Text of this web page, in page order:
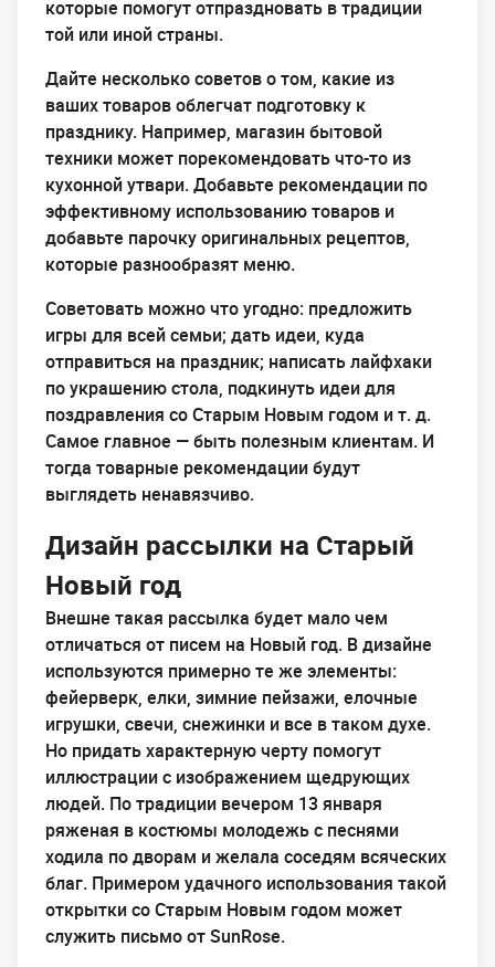
которые помогут отпраздновать в традиции
той или иной страны.
Дайте несколько советов о том, какие из
ваших товаров облегчат подготовку к
празднику. Например, магазин бытовой
техники может порекомендовать что-то из
кухонной утвари. Добавьте рекомендации по
эффективному использованию товаров и
добавьте парочку оригинальных рецептов,
которые разнообразят меню.
Советовать можно что угодно: предложить
игры для всей семьи; дать идеи, куда
отправиться на праздник; написать лайфхаки
по украшению стола, подкинуть идеи для
поздравления со Старым Новым годом и т. д.
Самое главное — быть полезным клиентам. И
тогда товарные рекомендации будут
выглядеть ненавязчиво.
Дизайн рассылки на Старый
Новый год
Внешне такая рассылка будет мало чем
отличаться от писем на Новый год. В дизайне
используются примерно те же элементы:
фейерверк, елки, зимние пейзажи, елочные
игрушки, свечи, снежинки и все в таком духе.
Но придать характерную черту помогут
иллюстрации с изображением щедрующих
людей. По традиции вечером 13 января
ряженая в костюмы молодежь с песнями
ходила по дворам и желала соседям всяческих
благ. Примером удачного использования такой
открытки со Старым Новым годом может
служить письмо от SunRose.